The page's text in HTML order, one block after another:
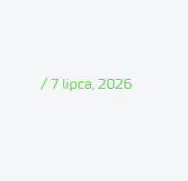
/ 7 lipca, 2026